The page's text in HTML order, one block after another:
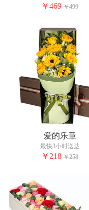
￥469 ￥499
爱的乐章
最快3小时送达
￥218 ￥258